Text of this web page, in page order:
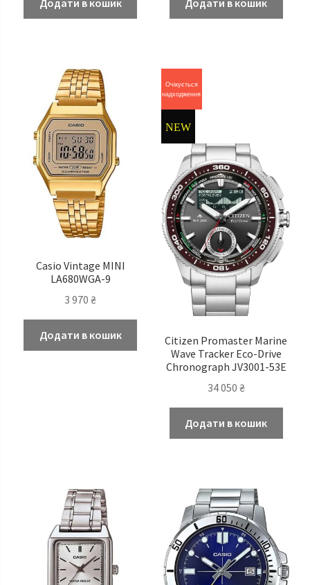
Додати в кошик Додати в кошик
Casio Vintage MINI
LA680WGA-9
3 970₴
Додати в кошик
Очікується
надходження
NEW
Citizen Promaster Marine
Wave Tracker Eco-Drive
Chronograph JV3001-53E
34 050 ₴
Додати в кошик